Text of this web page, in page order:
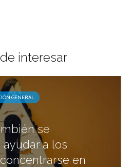
interesar
GENERAL
se
a los
en